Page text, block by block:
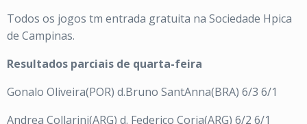
Todos os jogos tm entrada gratuita na Sociedade Hpica
de Campinas.
Resultados parciais de quarta-feira
Gonalo Oliveira(POR) d.Bruno SantAnna(BRA) 6/3 6/1
Andrea Collarini(ARG) d. Federico Coria(ARG) 6/2 6/1